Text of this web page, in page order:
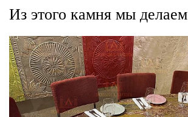
Из этого камня мы делаем